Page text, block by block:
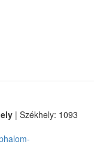
| Székhely: 1093